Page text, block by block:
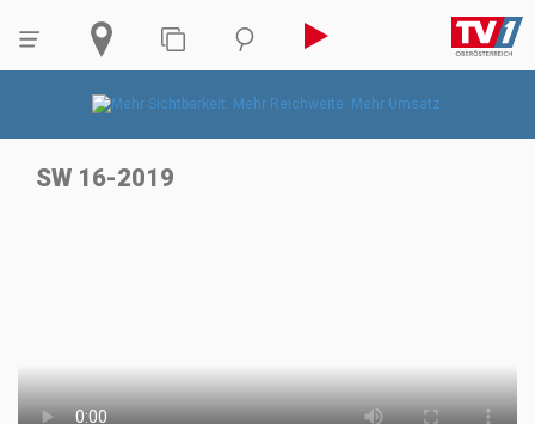
SW 16-2019